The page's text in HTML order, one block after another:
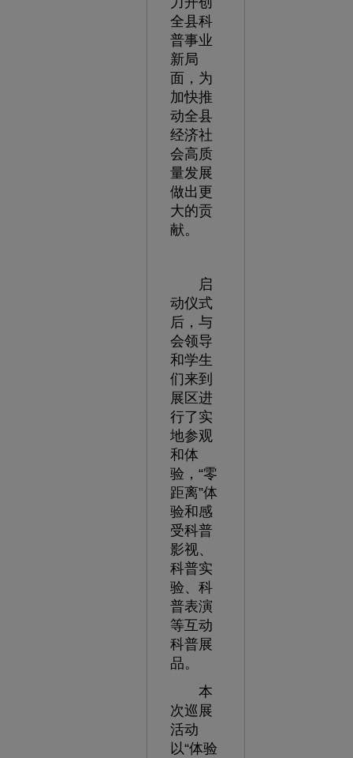
全县科
普事业
新局
面，为
加快推
动全县
经济社
会高质
量发展
做出更
大的贡
献。
启
动仪式
后，与
会领导
和学生
们来到
展区进
行了实
地参观
和体
验，“零
距离”体
验和感
受科普
影视、
科普实
验、科
普表演
等互动
科普展
品。
本
次巡展
活动
以“体验